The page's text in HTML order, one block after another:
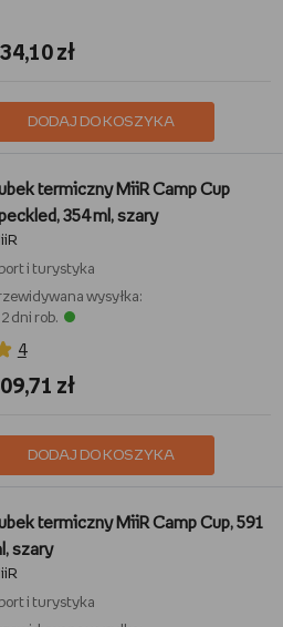
zł
DODAJ DO KOSZYKA
termiczny MiiR Camp Cup
354 ml, szary
i turystyka
wysyłka:
dni rob.
4
zł
DODAJ DO KOSZYKA
termiczny MiiR Camp Cup, 591
szary
i turystyka